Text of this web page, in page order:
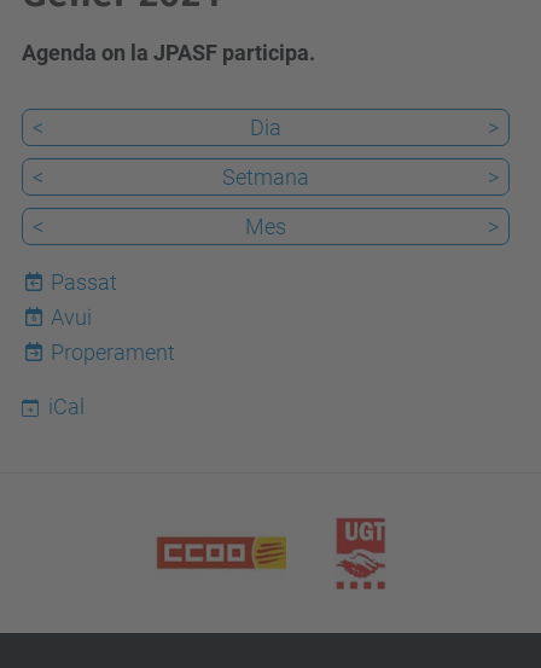
Agenda on la JPASF participa.
< Dia
>
<
Setmana
>
<
Mes >
Passat
6
Avui
Properament
iCal